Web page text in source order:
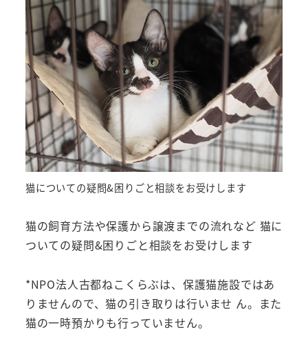
猫についての疑問&困りごと相談をお受けします
猫の飼育方法や保護から譲渡までの流れなど 猫に
ついての疑問&困りごと相談をお受けします
*NPO法人古都ねこくらぶは、保護猫施設ではあ
りませんので、猫の引き取りは行いませ ん。また
猫の一時預かりも行っていません。